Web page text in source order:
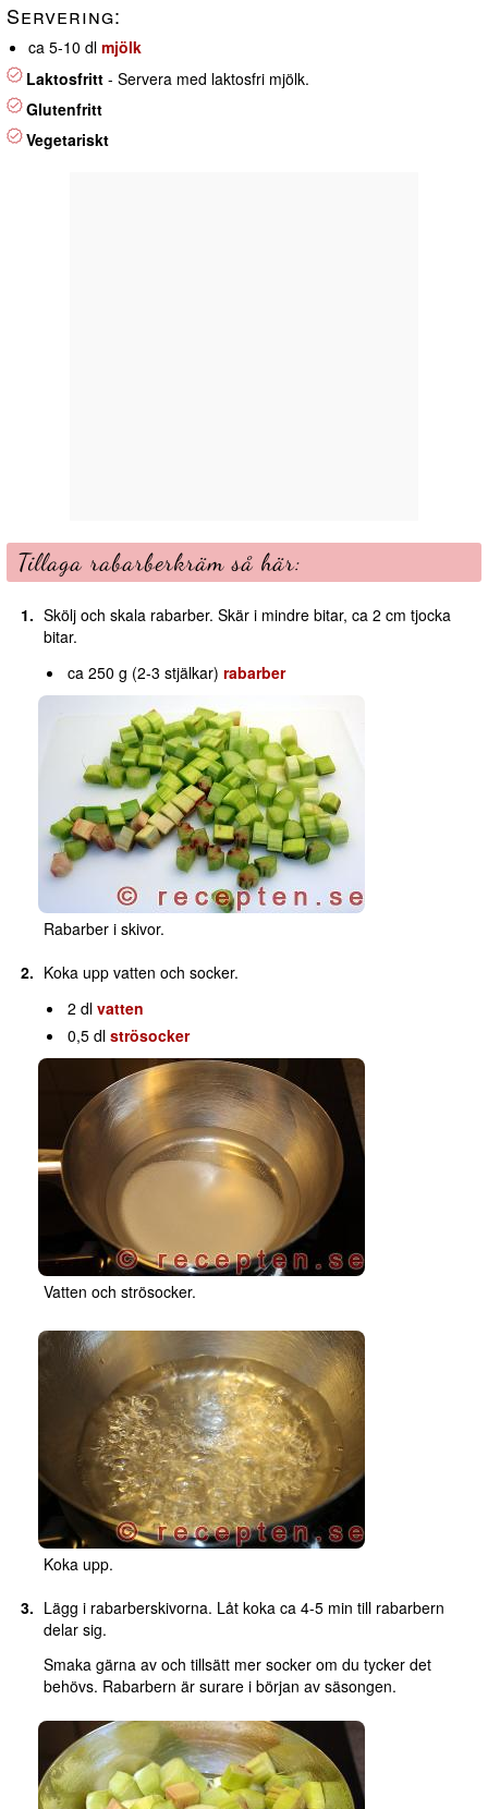
Servering:
ca 5-10 dl mjölk
Laktosfritt - Servera med laktosfri mjölk.
Glutenfritt
Vegetariskt
Tillaga rabarberkräm så här:
Skölj och skala rabarber. Skär i mindre bitar, ca 2 cm tjocka
bitar.
ca 250 g (2-3 stjälkar)rabarber
Rabarber i skivor.
Koka upp vatten och socker.
2 dlvatten
0,5 dlströsocker
Vatten och strösocker.
Koka upp.
Lägg i rabarberskivorna. Låt koka ca 4-5 min till rabarbern
delar sig.
Smaka gärna av och tillsätt mer socker om du tycker det
behövs. Rabarbern är surare i början av säsongen.